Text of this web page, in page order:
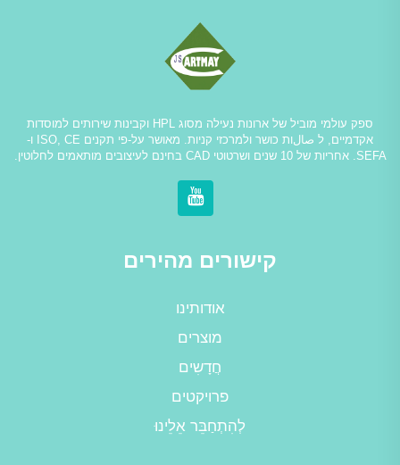
ספק עולמי מוביל של ארונות נעילה מסוג HPL וקבינות שירותים למוסדות
אקדמיים, ל صالות כושר ולמרכזי קניות. מאושר על-פי תקנים ISO, CE ו-
SEFA. אחריות של 10 שנים ושרטוטי CAD בחינם לעיצובים מותאמים לחלוטין.
קישורים מהירים
אודותינו
מוצרים
חֲדָשִים
פרויקטים
לְהִתְחַבֵּר אֵלֵינוּ